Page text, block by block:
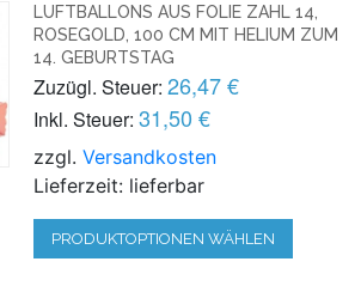
LUFTBALLONS AUS FOLIE ZAHL 14,
ROSEGOLD, 100 CM MIT HELIUM ZUM
14. GEBURTSTAG
Zuzügl. Steuer: 26,47 €
Inkl. Steuer: 31,50 €
zzgl.Versandkosten
Lieferzeit: lieferbar
PRODUKTOPTIONEN WÄHLEN